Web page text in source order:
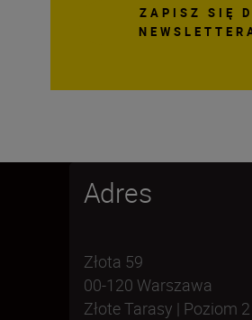
ZAPISZ SIĘ
Adres
Złota 59
00-120 Warszawa
Złote Tarasy | Poziom 2